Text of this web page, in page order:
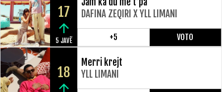
17
5 JAVË
DAFINA ZEQIRI X YLL LIMANI
+5 VOTO
18
Merri krejt
YLL LIMANI